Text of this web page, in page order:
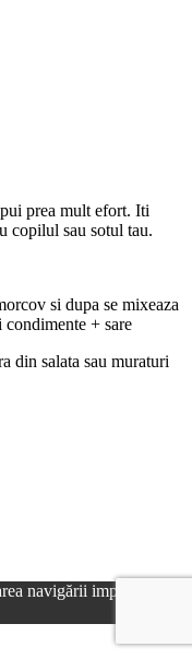
prea mult efort. Iti
copilul sau sotul tau.
si dupa se mixeaza
+ sare
din salata sau muraturi
navigării implică